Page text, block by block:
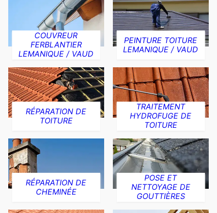
COUVREUR
FERBLANTIER
LEMANIQUE / VAUD
PEINTURE TOITURE
LEMANIQUE / VAUD
RÉPARATION DE
TOITURE
TRAITEMENT
HYDROFUGE DE
TOITURE
RÉPARATION DE
CHEMINÉE
POSE ET
NETTOYAGE DE
GOUTTIÈRES